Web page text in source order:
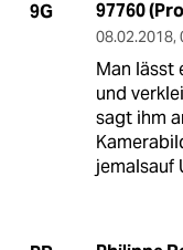
9G 97760
08.02.2018,
Man lässt
und
sagt ihm
jemalsauf